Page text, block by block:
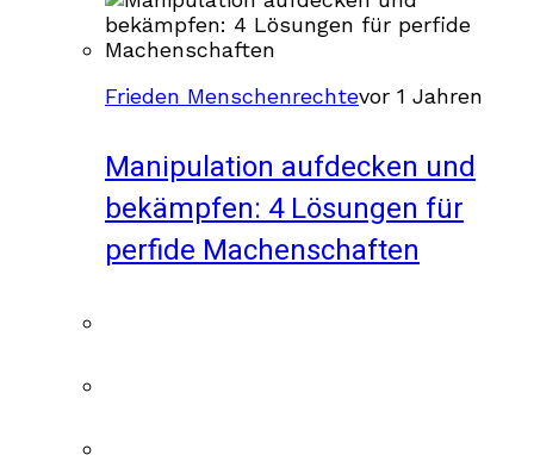
Frieden Menschenrechtevor 1 Jahren
Manipulation aufdecken und
bekämpfen: 4 Lösungen für
perfide Machenschaften